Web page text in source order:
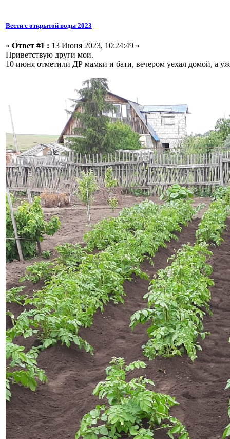
Вести с открытой воды 2023
« Ответ #1 : 13 Июня 2023, 10:24:49 »
Приветствую други мои.
10 июня отметили ДР мамки и бати, вечером уехал домой, а